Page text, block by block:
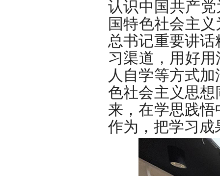
认识中国共产
国特色社会主
总书记重要讲
习渠道，用好
人自学等方式
色社会主义思
来，在学思践
作为，把学习